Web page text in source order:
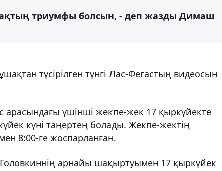
триумфы болсын, - деп жазды Димаш
түсірілген түнгі Лас-Фегастың видеосын
арасындағы үшінші жекпе-жек 17 қыркүйекте
күні таңертең болады. Жекпе-жектің
8:00-ге жоспарланған.
Головкиннің арнайы шақыртуымен 17 қыркүйек